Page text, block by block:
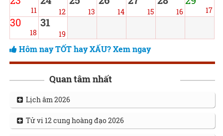
11 12 13 14 15 16 17
30
18
31
19
Hôm nay TỐT hay XẤU? Xem ngay
Quan tâm nhất
Lịch âm 2026
Tử vi 12 cung hoàng đạo 2026